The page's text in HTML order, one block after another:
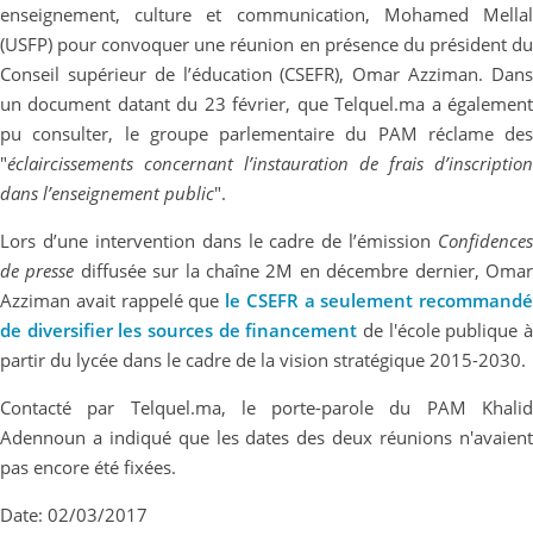
enseignement, culture et communication, Mohamed Mellal
(USFP) pour convoquer une réunion en présence du président du
Conseil supérieur de l’éducation (CSEFR), Omar Azziman. Dans
un document datant du 23 février, que Telquel.ma a également
pu consulter, le groupe parlementaire du PAM réclame des
"éclaircissements concernant l’instauration de frais d’inscription
dans l’enseignement public".
Lors d’une intervention dans le cadre de l’émission Confidences
de presse diffusée sur la chaîne 2M en décembre dernier, Omar
Azziman avait rappelé que le CSEFR a seulement recommandé
de diversifier les sources de financement de l'école publique à
partir du lycée dans le cadre de la vision stratégique 2015-2030.
Contacté par Telquel.ma, le porte-parole du PAM Khalid
Adennoun a indiqué que les dates des deux réunions n'avaient
pas encore été fixées.
Date: 02/03/2017